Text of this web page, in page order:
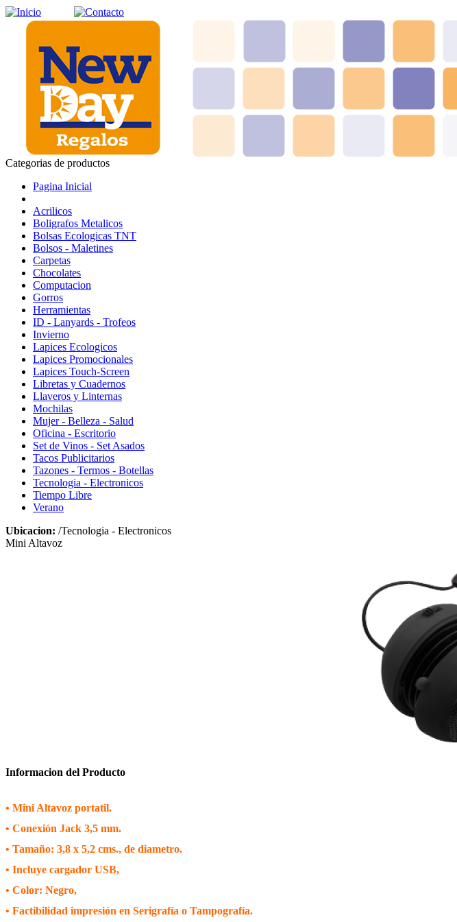
Categorias de productos
Pagina Inicial
Acrilicos
Boligrafos Metalicos
Bolsas Ecologicas TNT
Bolsos - Maletines
Carpetas
Chocolates
Computacion
Gorros
Herramientas
ID - Lanyards - Trofeos
Invierno
Lapices Ecologicos
Lapices Promocionales
Lapices Touch-Screen
Libretas y Cuadernos
Llaveros y Linternas
Mochilas
Mujer - Belleza - Salud
Oficina - Escritorio
Set de Vinos - Set Asados
Tacos Publicitarios
Tazones - Termos - Botellas
Tecnologia - Electronicos
Tiempo Libre
Verano
Ubicacion: /Tecnologia - Electronicos
Mini Altavoz
Informacion del Producto
• Mini Altavoz portatil.
• Conexión Jack 3,5 mm.
• Tamaño: 3,8 x 5,2 cms., de diametro.
• Incluye cargador USB,
• Color: Negro,
• Factibilidad impresión en Serigrafía o Tampografía.